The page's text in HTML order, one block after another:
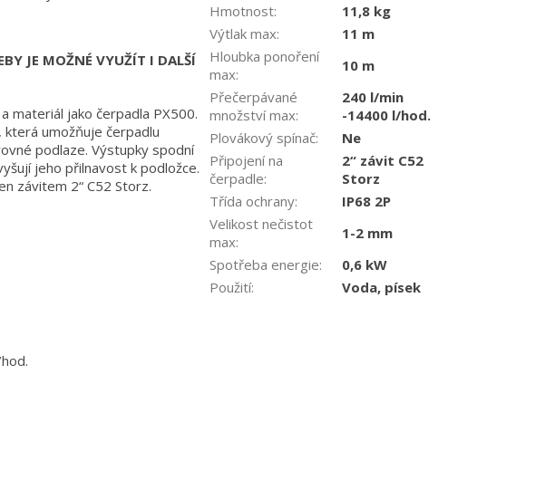
JE MOŽNÉ VYUŽÍT I DALŠÍ
materiál jako čerpadla PX500.
která umožňuje čerpadlu
podlaze. Výstupky spodní
jeho přilnavost k podložce.
závitem 2“ C52 Storz.
Hmotnost:
11,8 kg
Výtlak max:
11 m
Hloubka ponoření
max:
10 m
Přečerpávané
množství max:
240 l/min
-14400 l/hod.
Plovákový spínač:
Ne
Připojení na
čerpadle:
2“ závit C52
Storz
Třída ochrany:
IP68 2P
Velikost nečistot
max:
1-2 mm
Spotřeba energie:
0,6 kW
Použití: Voda, písek